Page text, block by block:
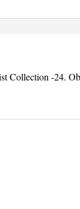
Collection -24.